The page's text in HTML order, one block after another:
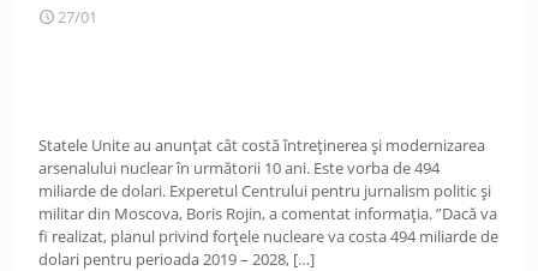
27/01
Statele Unite au anunțat cât costă întreținerea și modernizarea
arsenalului nuclear în următorii 10 ani. Este vorba de 494
miliarde de dolari. Experetul Centrului pentru jurnalism politic și
militar din Moscova, Boris Rojin, a comentat informația. ”Dacă va
fi realizat, planul privind forțele nucleare va costa 494 miliarde de
dolari pentru perioada 2019 – 2028, […]